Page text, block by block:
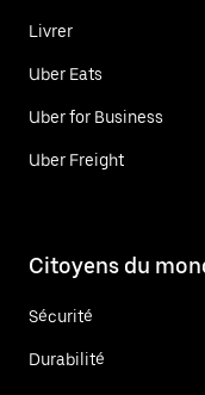
Livrer
Uber Eats
Uber for Business
Uber Freight
Citoyens du
Sécurité
Durabilité